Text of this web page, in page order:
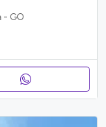
- GO